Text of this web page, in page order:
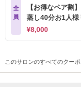
全
員
【お得なペア割
蒸し40分お1人
¥8,000
このサロンのすべてのクー